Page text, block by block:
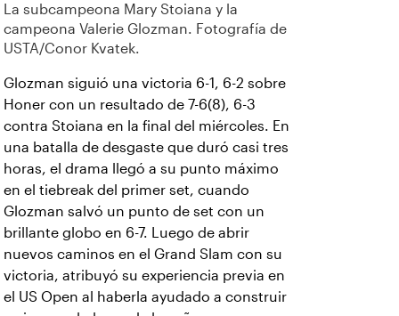
La subcampeona Mary Stoiana y la
campeona Valerie Glozman. Fotografía de
USTA/Conor Kvatek.
Glozman siguió una victoria 6-1, 6-2 sobre
Honer con un resultado de 7-6(8), 6-3
contra Stoiana en la final del miércoles. En
una batalla de desgaste que duró casi tres
horas, el drama llegó a su punto máximo
en el tiebreak del primer set, cuando
Glozman salvó un punto de set con un
brillante globo en 6-7. Luego de abrir
nuevos caminos en el Grand Slam con su
victoria, atribuyó su experiencia previa en
el US Open al haberla ayudado a construir